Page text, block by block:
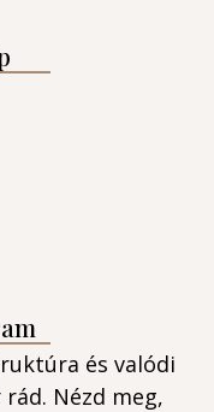
és valódi
Nézd meg,